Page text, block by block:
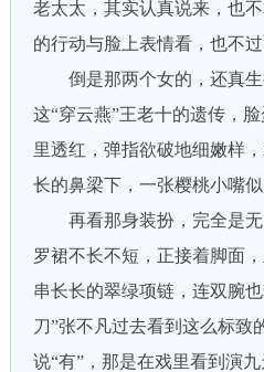
老太太，其实认真说来，也
的行动与脸上表情看，也不
倒是那两个女的，还真生
这“穿云燕”王老十的遗传，
里透红，弹指欲破地细嫩样
长的鼻梁下，一张樱桃小嘴似
再看那身装扮，完全是无
罗裙不长不短，正接着脚面
串长长的翠绿项链，连双腕
刀”张不凡过去看到这么标致
说“有”，那是在戏里看到演